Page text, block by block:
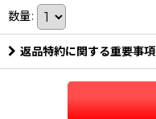
数量:
返品特約に関する重要事項